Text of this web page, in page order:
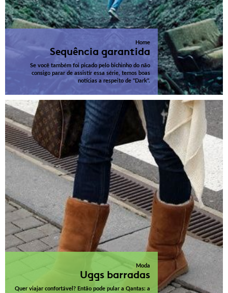
Home
Sequência garantida
Se você também foi picado pelo bichinho do não
consigo parar de assistir essa série, temos boas
notícias a respeito de "Dark".
Moda
Uggs barradas
Quer viajar confortável? Então pode pular a Qantas: a